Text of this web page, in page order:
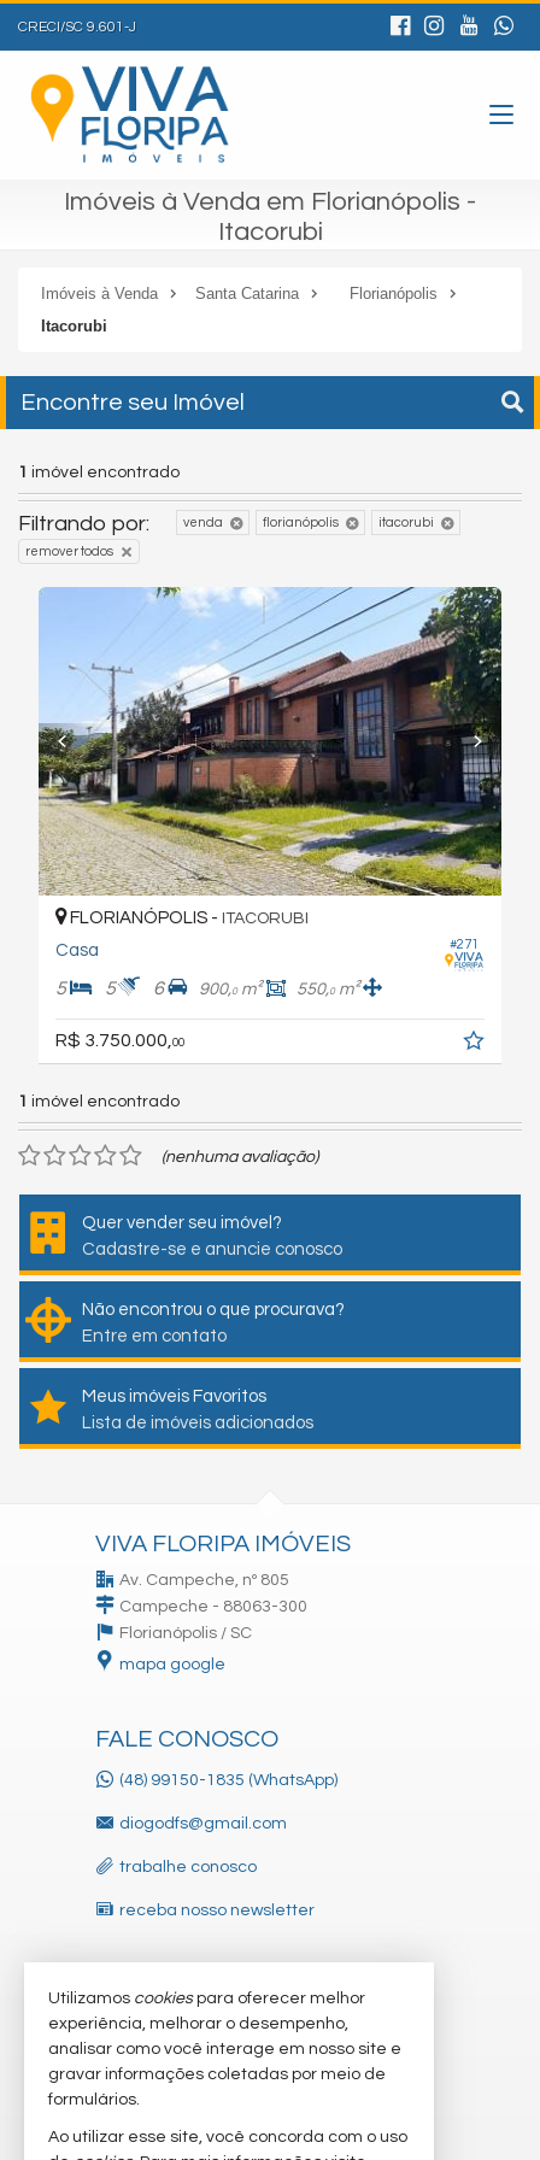
CRECI/SC 9.601-J
Imóveis à Venda em Florianópolis -
Itacorubi
Imóveis à Venda Santa Catarina
Florianópolis
Itacorubi
Encontre seu Imóvel
1 imóvel encontrado
Filtrando por: venda florianópolis itacorubi
remover todos
#271
FLORIANÓPOLIS - ITACORUBI
Casa
5 5 6 900,0m² 550,0m²
R$ 3.750.000, 00
1 imóvel encontrado
(nenhuma avaliação)
Quer vender seu imóvel?
Cadastre-se e anuncie conosco
Não encontrou o que procurava?
Entre em contato
Meus imóveis Favoritos
Lista de imóveis adicionados
VIVA FLORIPA IMÓVEIS
Av. Campeche, nº 805
Campeche - 88063-300
Florianópolis / SC
mapa google
FALE CONOSCO
(48) 99150-1835 (WhatsApp)
diogodfs@gmail.com
trabalhe conosco
receba nosso newsletter
VEJA MAIS
indicadores financeiros
imóveis favoritos
Utilizamos cookiespara oferecer melhor
experiência, melhorar o desempenho,
analisar como você interage em nosso site e
gravar informações coletadas por meio de
formulários.
Ao utilizar esse site, você concorda com o uso